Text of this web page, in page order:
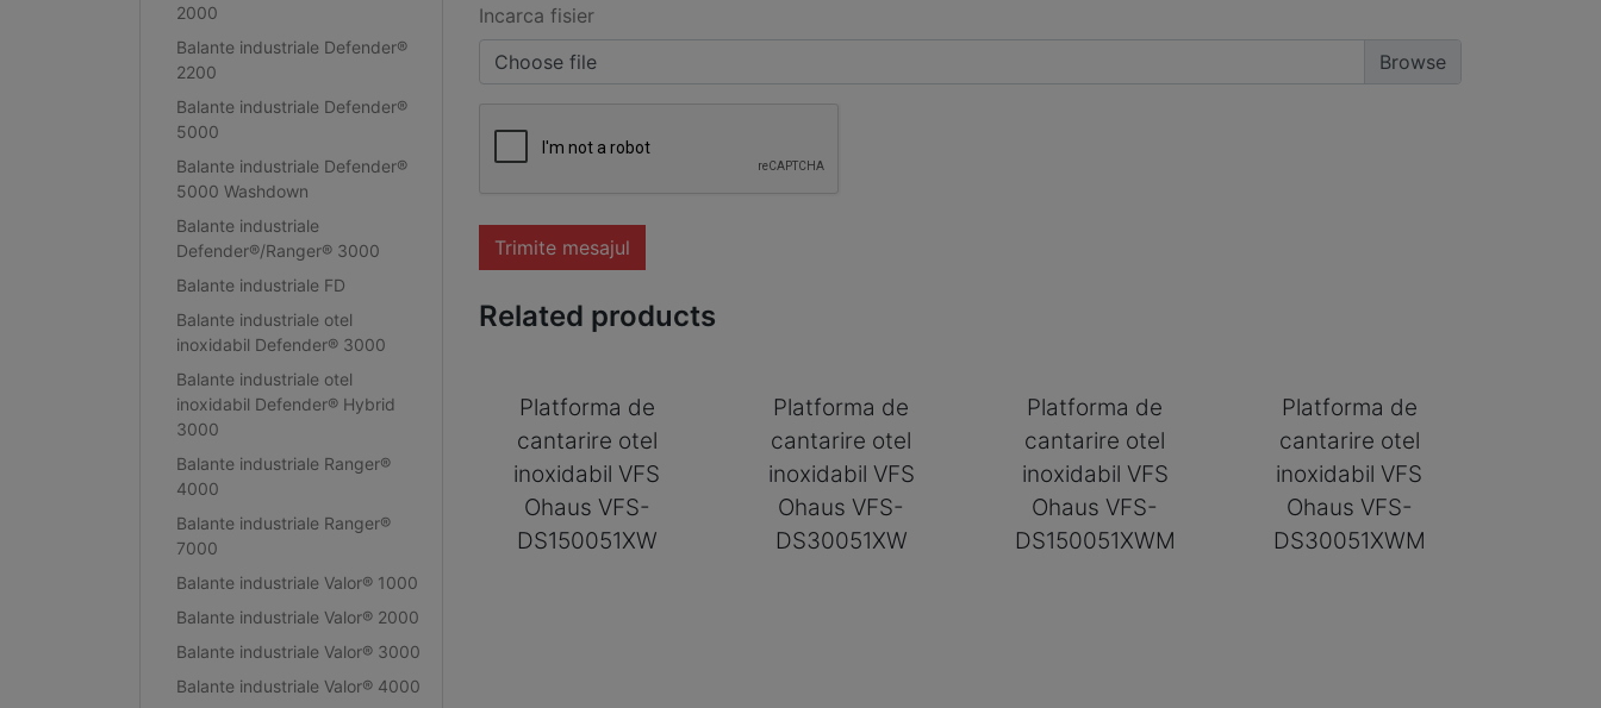
2000
Balante industriale Defender®
2200
Balante industriale Defender®
5000
Balante industriale Defender®
5000 Washdown
Balante industriale
Defender®/Ranger® 3000
Balante industriale FD
Balante industriale otel
inoxidabil Defender® 3000
Balante industriale otel
inoxidabil Defender® Hybrid
3000
Balante industriale Ranger®
4000
Balante industriale Ranger®
7000
Balante industriale Valor® 1000
Balante industriale Valor® 2000
Balante industriale Valor® 3000
Balante industriale Valor® 4000
Incarca fisier
Choose file
Trimite mesajul
Related products
Platforma de
cantarire otel
inoxidabil VFS
Ohaus VFS-
DS150051XW
Platforma de
cantarire otel
inoxidabil VFS
Ohaus VFS-
DS30051XW
Platforma de
cantarire otel
inoxidabil VFS
Ohaus VFS-
DS150051XWM
Platforma de
cantarire otel
inoxidabil VFS
Ohaus VFS-
DS30051XWM